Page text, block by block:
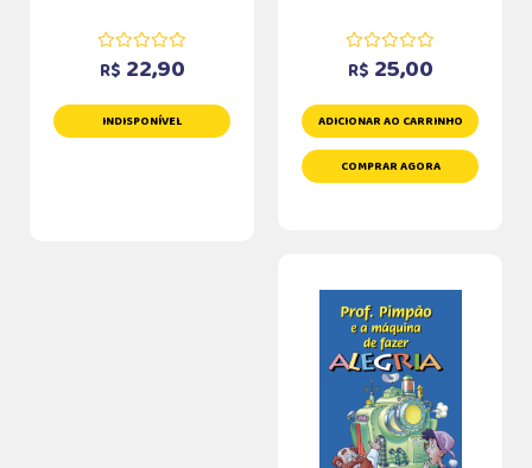
R$ 22,90
INDISPONÍVEL
R$ 25,00
ADICIONAR AO CARRINHO
COMPRAR AGORA